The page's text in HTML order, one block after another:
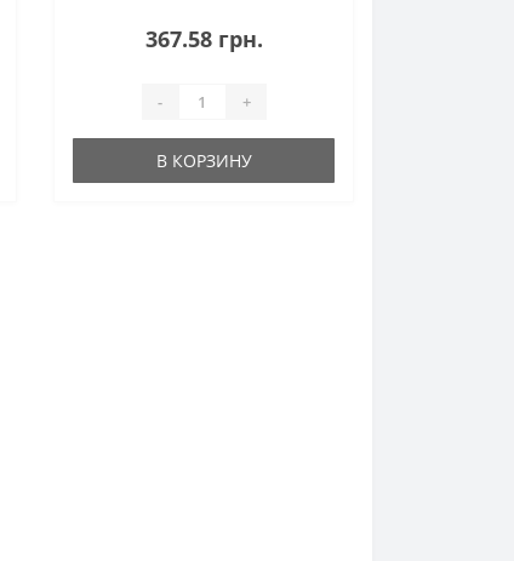
химикатами.ОСОБЕННОСТИ И
ПРЕИМУЩЕСТВА■ Метеор –
ПВХ■ Невосприимчив к луч..
367.58 грн.
- +
В КОРЗИНУ